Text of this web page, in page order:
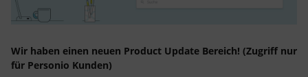
Wir haben einen neuen Product Update Bereich! (Zugriff nur
für Personio Kunden)